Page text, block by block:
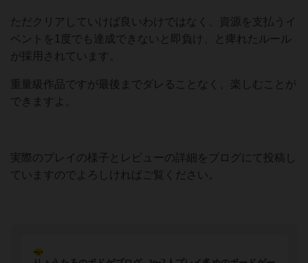
ただクリアしていけば良いわけではなく、資源を支払うイ
ベントを1度でも達成できないと即負け、と痺れたルール
が採用されています。
重量級作品ですが最後までダレることなく、楽しむことが
できますよ。
実際のプレイの様子とレビューの詳細をブログにて投稿し
ていますのでよろしければご覧ください。